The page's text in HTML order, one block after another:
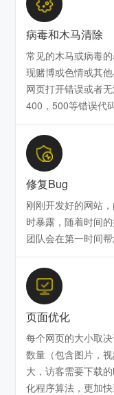
病毒和木马清除
常见的木马或病毒
现赌博或色情或其
网页打开错误或者
400，500等错误代码
修复Bug
刚刚开发好的网站
时暴露，随着时间
团队会在第一时间帮
页面优化
每个网页的大小取
数量（包含图片，
大，访客需要下载
化程序算法，更加